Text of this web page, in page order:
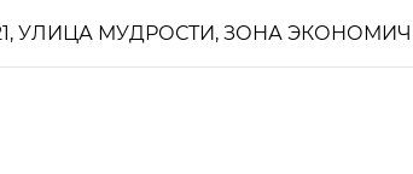
УЛИЦА МУДРОСТИ, ЗОНА